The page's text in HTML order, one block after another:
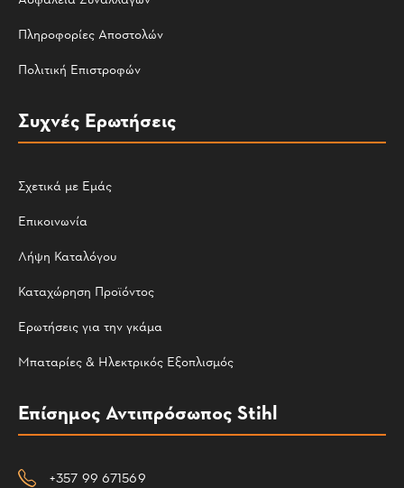
Πληροφορίες Αποστολών
Πολιτική Επιστροφών
Συχνές Ερωτήσεις
Σχετικά με Εμάς
Επικοινωνία
Λήψη Καταλόγου
Καταχώρηση Προϊόντος
Ερωτήσεις για την γκάμα
Μπαταρίες & Ηλεκτρικός Εξοπλισμός
Επίσημος Αντιπρόσωπος Stihl
+357 99 671569